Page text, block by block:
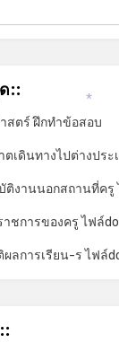
::
สตร์ ฝึกทำข้อสอบ
เดินทางไปต่างประ
งานนอกสถานที่ครู
ชการของครู ไฟล์
ลการเรียน-ร ไฟล์